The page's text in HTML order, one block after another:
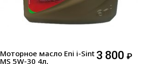
Моторное масло Eni i-Sint
MS 5W-30 4л,
3 800 ₽